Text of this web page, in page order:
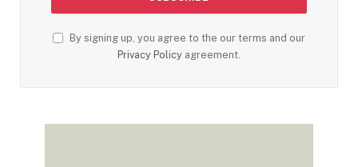
By signing up, you agree to the our terms and our
Privacy Policy agreement.